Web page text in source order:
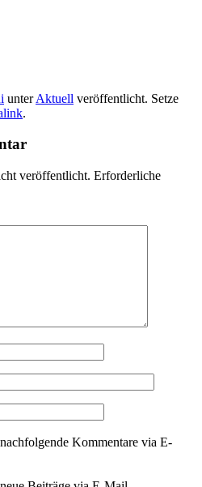
unterAktuell veröffentlicht. Setze
.
veröffentlicht. Erforderliche
Kommentare via E-